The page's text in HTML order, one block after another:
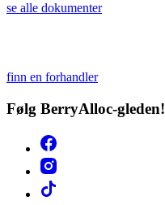
se alle dokumenter
finn en forhandler
Følg BerryAlloc-gleden!